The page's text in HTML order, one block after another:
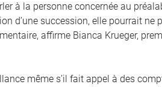
à la personne concernée au
d’une succession, elle pourrait ne
affirme Bianca Krueger,
même s’il fait appel à des